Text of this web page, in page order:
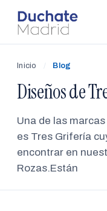
Inicio / Blog
Diseños de
Una de las
es Tres Grifería
encontrar en
Rozas.Están